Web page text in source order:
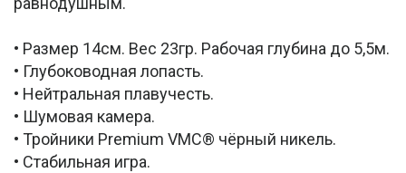
• Размер 14см. Вес 23гр. Рабочая глубина до 5,5м.
• Глубоководная лопасть.
• Нейтральная плавучесть.
• Шумовая камера.
• Тройники Premium VMC® чёрный никель.
• Стабильная игра.